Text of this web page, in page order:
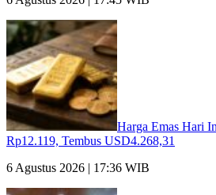
Harga Emas Hari
Rp12.119, Tembus USD4.268,31
6 Agustus 2026 | 17:36 WIB